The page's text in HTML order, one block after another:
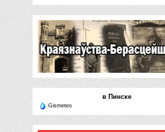
в Пинске
Gismeteo